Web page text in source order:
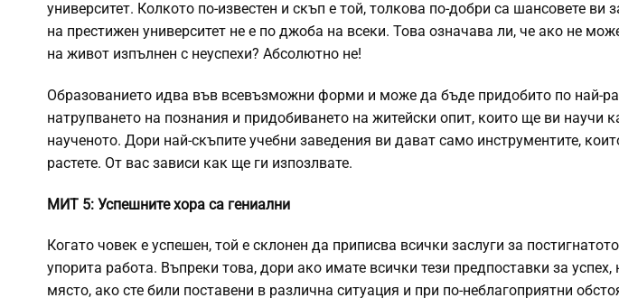
университет. Колкото по-известен и скъп е той, толкова по-добри са шансовете ви
на престижен университет не е по джоба на всеки. Това означава ли, че ако не
на живот изпълнен с неуспехи? Абсолютно не!
Образованието идва във всевъзможни форми и може да бъде придобито по най-
натрупването на познания и придобиването на житейски опит, които ще ви научи
наученото. Дори най-скъпите учебни заведения ви дават само инструментите,
растете. От вас зависи как ще ги изпозлвате.
МИТ 5: Успешните хора са гениални
Когато човек е успешен, той е склонен да приписва всички заслуги за
упорита работа. Въпреки това, дори ако имате всички тези предпоставки за
място, ако сте били поставени в различна ситуация и при по-неблагоприятни